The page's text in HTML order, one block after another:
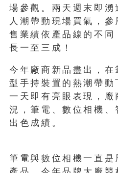
場參觀。兩天週末即
人潮帶動現場買氣，
售業績依產品線的不同
長一至三成！
今年廠商新品盡出，在
型手持裝置的熱潮帶動
一天即有亮眼表現，廠
況，筆電、數位相機、
出色成績。
筆電與數位相機一直是